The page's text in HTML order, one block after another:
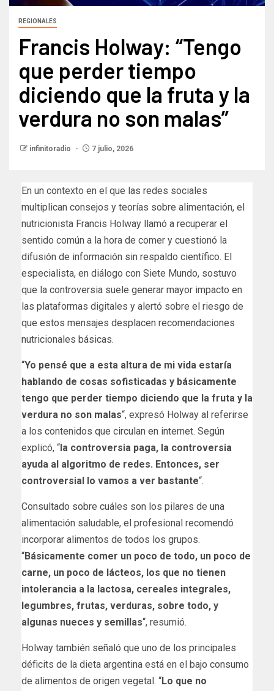
REGIONALES
Francis Holway: “Tengo
que perder tiempo
diciendo que la fruta y la
verdura no son malas”​
infinitoradio 7 julio, 2026
En un contexto en el que las redes sociales
multiplican consejos y teorías sobre alimentación, el
nutricionista Francis Holway llamó a recuperar el
sentido común a la hora de comer y cuestionó la
difusión de información sin respaldo científico. El
especialista, en diálogo con Siete Mundo, sostuvo
que la controversia suele generar mayor impacto en
las plataformas digitales y alertó sobre el riesgo de
que estos mensajes desplacen recomendaciones
nutricionales básicas.
“Yo pensé que a esta altura de mi vida estaría
hablando de cosas sofisticadas y básicamente
tengo que perder tiempo diciendo que la fruta y la
verdura no son malas“, expresó Holway al referirse
a los contenidos que circulan en internet. Según
explicó, “ la controversia paga, la controversia
ayuda al algoritmo de redes. Entonces, ser
controversial lo vamos a ver bastante“.
Consultado sobre cuáles son los pilares de una
alimentación saludable, el profesional recomendó
incorporar alimentos de todos los grupos.
“Básicamente comer un poco de todo, un poco de
carne, un poco de lácteos, los que no tienen
intolerancia a la lactosa, cereales integrales,
legumbres, frutas, verduras, sobre todo, y
algunas nueces y semillas“, resumió.
Holway también señaló que uno de los principales
déficits de la dieta argentina está en el bajo consumo
de alimentos de origen vegetal. “Lo que no